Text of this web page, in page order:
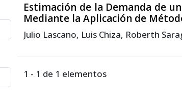
Estimación de la Demanda de
Mediante la Aplicación de
Julio Lascano, Luis Chiza, Roberth
1 - 1 de 1 elementos